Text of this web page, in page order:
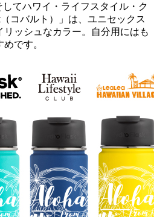
てハワイ・ライフスタイル・ク
コバルト）」は、ユニセックス
ッシュなカラー。自分用にはも
です。